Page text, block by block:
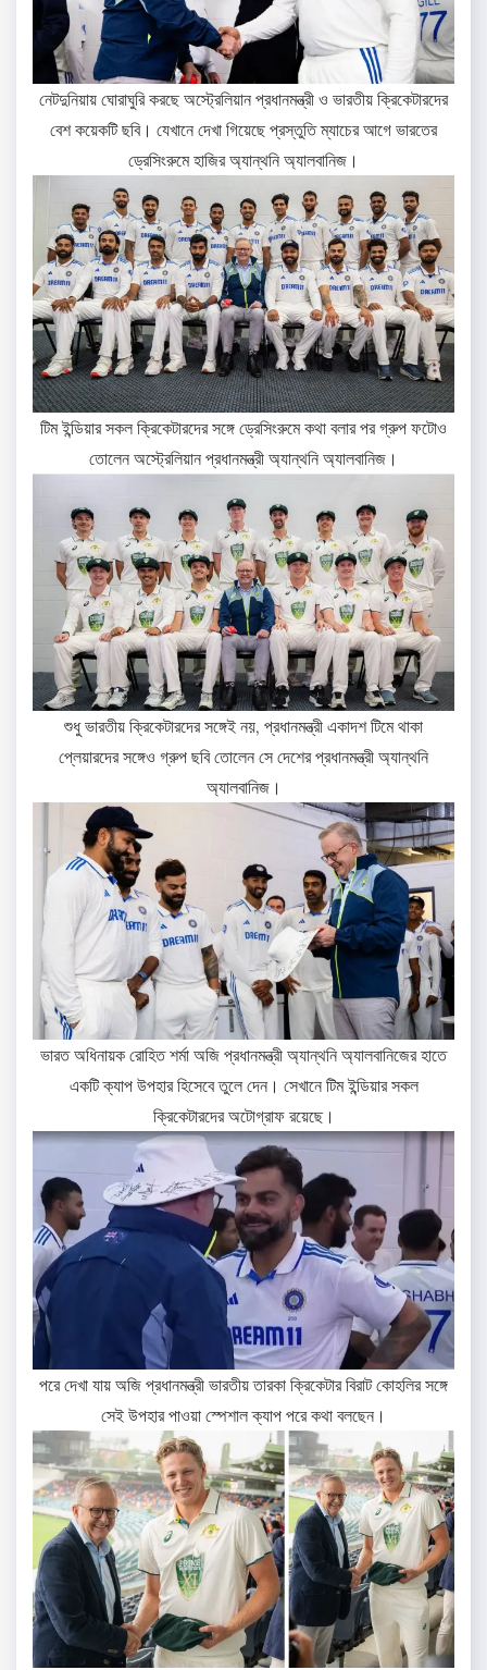
নেটদুনিয়ায় ঘোরাঘুরি করছে অস্ট্রেলিয়ান প্রধানমন্ত্রী ও ভারতীয় ক্রিকেটারদের
বেশ কয়েকটি ছবি। যেখানে দেখা গিয়েছে প্রস্তুতি ম্যাচের আগে ভারতের
ড্রেসিংরুমে হাজির অ্যান্থনি অ্যালবানিজ।
টিম ইন্ডিয়ার সকল ক্রিকেটারদের সঙ্গে ড্রেসিংরুমে কথা বলার পর গ্রুপ ফটোও
তোলেন অস্ট্রেলিয়ান প্রধানমন্ত্রী অ্যান্থনি অ্যালবানিজ।
শুধু ভারতীয় ক্রিকেটারদের সঙ্গেই নয়, প্রধানমন্ত্রী একাদশ টিমে থাকা
প্লেয়ারদের সঙ্গেও গ্রুপ ছবি তোলেন সে দেশের প্রধানমন্ত্রী অ্যান্থনি
অ্যালবানিজ।
ভারত অধিনায়ক রোহিত শর্মা অজি প্রধানমন্ত্রী অ্যান্থনি অ্যালবানিজের হাতে
একটি ক্যাপ উপহার হিসেবে তুলে দেন। সেখানে টিম ইন্ডিয়ার সকল
ক্রিকেটারদের অটোগ্রাফ রয়েছে।
পরে দেখা যায় অজি প্রধানমন্ত্রী ভারতীয় তারকা ক্রিকেটার বিরাট কোহলির সঙ্গে
সেই উপহার পাওয়া স্পেশাল ক্যাপ পরে কথা বলছেন।